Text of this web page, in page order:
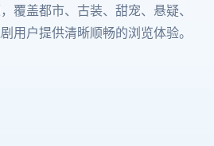
覆盖都市、古装、甜宠、悬疑、
用户提供清晰顺畅的浏览体验。